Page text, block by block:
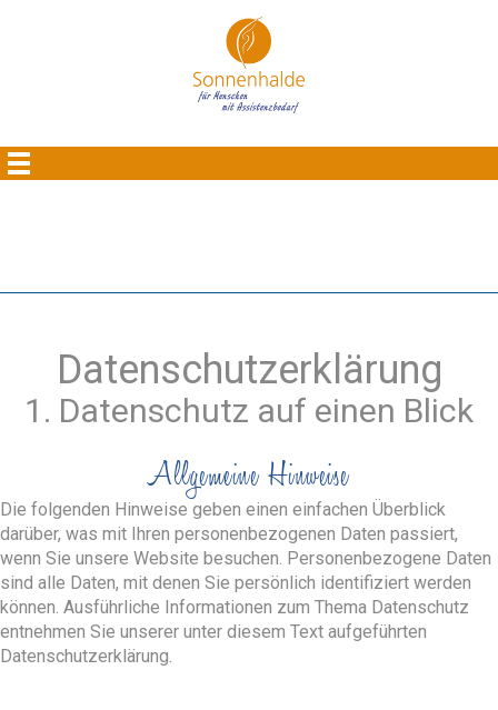
Datenschutzerklärung
1. Datenschutz auf einen Blick
Allgemeine Hinweise
Die folgenden Hinweise geben einen einfachen Überblick
darüber, was mit Ihren personenbezogenen Daten passiert,
wenn Sie unsere Website besuchen. Personenbezogene Daten
sind alle Daten, mit denen Sie persönlich identifiziert werden
können. Ausführliche Informationen zum Thema Datenschutz
entnehmen Sie unserer unter diesem Text aufgeführten
Datenschutzerklärung.